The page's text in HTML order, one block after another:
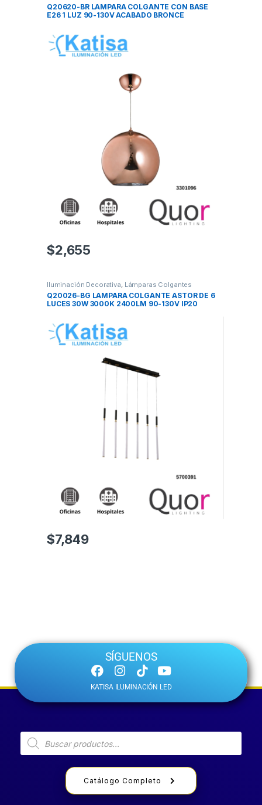
Q20620-BR LAMPARA COLGANTE CON BASE
E26 1 LUZ 90-130V ACABADO BRONCE
$2,655
Iluminación Decorativa, Lámparas Colgantes
Q20026-BG LAMPARA COLGANTE ASTOR DE 6
LUCES 30W 3000K 2400LM 90-130V IP20
$7,849
SÍGUENOS
KATISA ILUMINACIÓN LED
Catálogo Completo